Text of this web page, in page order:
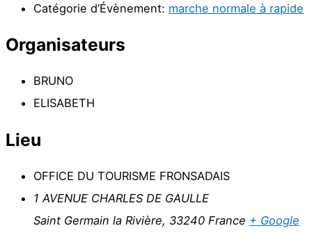
Catégorie d’Évènement: marche normale à rapide
Organisateurs
BRUNO
ELISABETH
Lieu
OFFICE DU TOURISME FRONSADAIS
1 AVENUE CHARLES DE GAULLE
Saint Germain la Rivière, 33240 France + Google